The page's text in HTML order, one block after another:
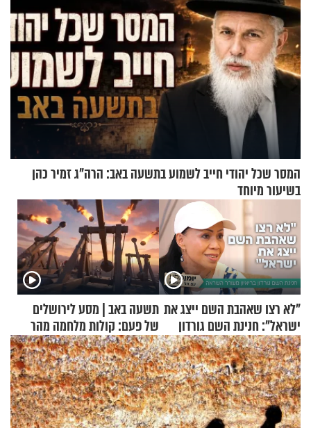
המסר שכל יהודי חייב לשמוע בתשעה באב: הרה"ג זמיר כהן
בשיעור מיוחד
"לא רצו שאהבת השם ייצג את
ישראל": חנינת השם גורדון
בריאיון מעורר השראה
תשעה באב | מסע לירושלים
של פעם: קולות מלחמה מהר
הזיתים